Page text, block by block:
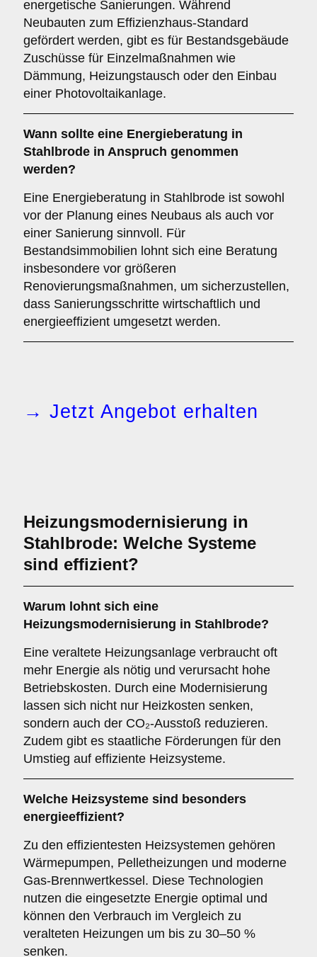
energetische Sanierungen. Während
Neubauten zum Effizienzhaus-Standard
gefördert werden, gibt es für Bestandsgebäude
Zuschüsse für Einzelmaßnahmen wie
Dämmung, Heizungstausch oder den Einbau
einer Photovoltaikanlage.
Wann sollte eine Energieberatung in
Stahlbrode in Anspruch genommen
werden?
Eine Energieberatung in Stahlbrode ist sowohl
vor der Planung eines Neubaus als auch vor
einer Sanierung sinnvoll. Für
Bestandsimmobilien lohnt sich eine Beratung
insbesondere vor größeren
Renovierungsmaßnahmen, um sicherzustellen,
dass Sanierungsschritte wirtschaftlich und
energieeffizient umgesetzt werden.
→ Jetzt Angebot erhalten
Heizungsmodernisierung in
Stahlbrode: Welche Systeme
sind effizient?
Warum lohnt sich eine
Heizungsmodernisierung in Stahlbrode?
Eine veraltete Heizungsanlage verbraucht oft
mehr Energie als nötig und verursacht hohe
Betriebskosten. Durch eine Modernisierung
lassen sich nicht nur Heizkosten senken,
sondern auch der CO₂-Ausstoß reduzieren.
Zudem gibt es staatliche Förderungen für den
Umstieg auf effiziente Heizsysteme.
Welche Heizsysteme sind besonders
energieeffizient?
Zu den effizientesten Heizsystemen gehören
Wärmepumpen, Pelletheizungen und moderne
Gas-Brennwertkessel. Diese Technologien
nutzen die eingesetzte Energie optimal und
können den Verbrauch im Vergleich zu
veralteten Heizungen um bis zu 30–50 %
senken.